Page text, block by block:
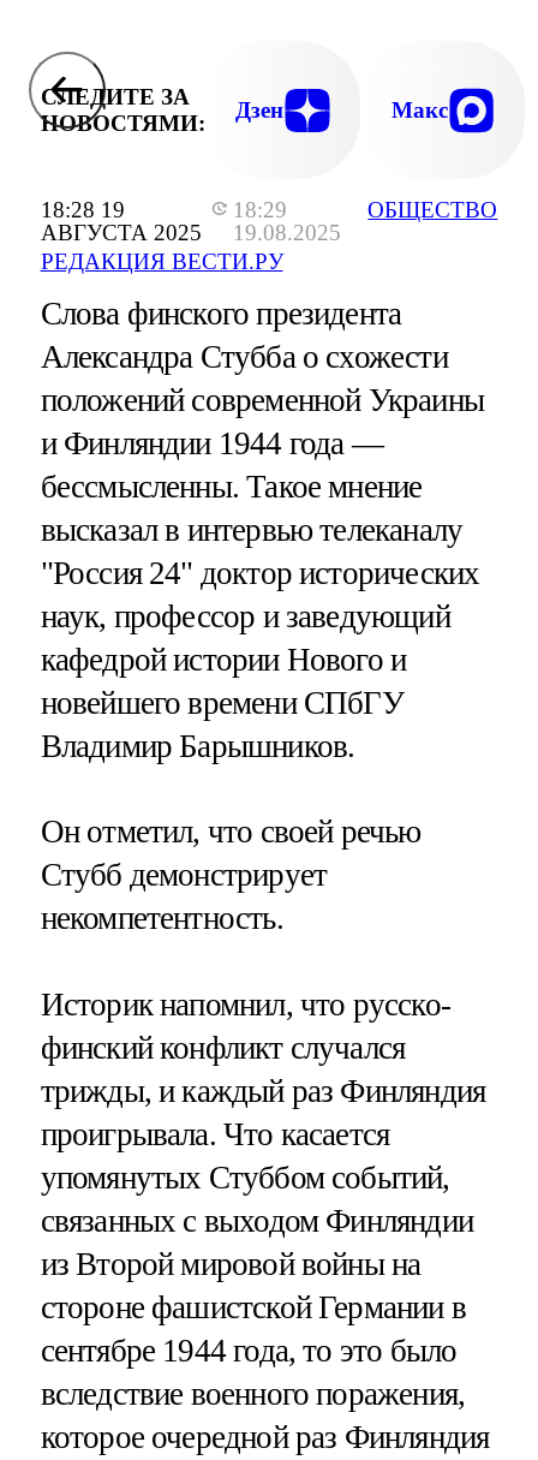
18:28 19
АВГУСТА 2025
18:29
19.08.2025
РЕДАКЦИЯ ВЕСТИ.РУ
ОБЩЕСТВО
СЛЕДИТЕ ЗА
НОВОСТЯМИ:
Дзен Макс
Слова финского президента
Александра Стубба о схожести
положений современной Украины
и Финляндии 1944 года —
бессмысленны. Такое мнение
высказал в интервью телеканалу
"Россия 24" доктор исторических
наук, профессор и заведующий
кафедрой истории Нового и
новейшего времени СПбГУ
Владимир Барышников.
Он отметил, что своей речью
Стубб демонстрирует
некомпетентность.
Историк напомнил, что русско-
финский конфликт случался
трижды, и каждый раз Финляндия
проигрывала. Что касается
упомянутых Стуббом событий,
связанных с выходом Финляндии
из Второй мировой войны на
стороне фашистской Германии в
сентябре 1944 года, то это было
вследствие военного поражения,
которое очередной раз Финляндия